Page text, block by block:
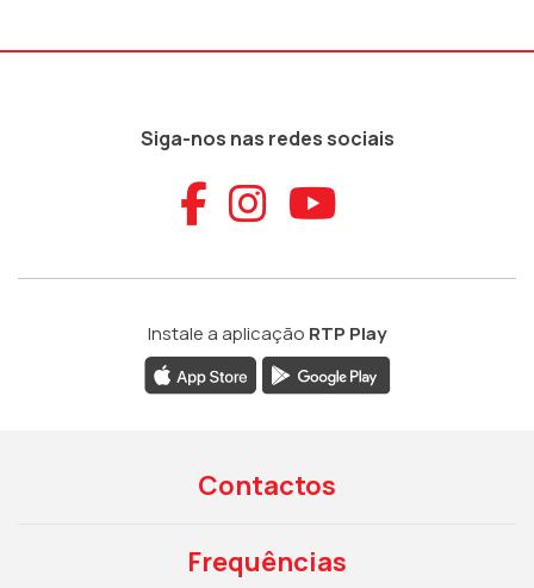
Siga-nos nas redes sociais
Aceder ao
Aceder ao
Aceder
Instale a aplicação RTP Play
Contactos
Frequências